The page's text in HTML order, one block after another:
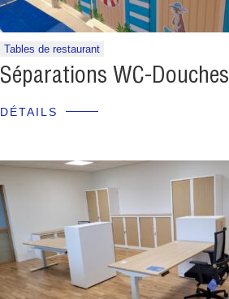
Tables de restaurant
Séparations WC-Douches
DÉTAILS